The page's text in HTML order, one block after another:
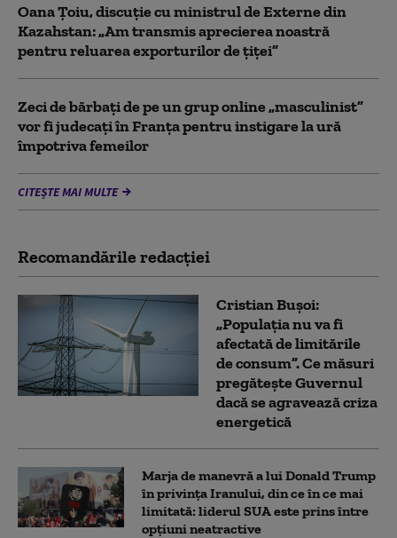
Oana Țoiu, discuție cu ministrul de Externe din
Kazahstan: „Am transmis aprecierea noastră
pentru reluarea exporturilor de țiței”
Zeci de bărbați de pe un grup online „masculinist”
vor fi judecați în Franța pentru instigare la ură
împotriva femeilor
CITEȘTE MAI MULTE
Recomandările redacţiei
Cristian Bușoi:
„Populația nu va fi
afectată de limitările
de consum”. Ce măsuri
pregătește Guvernul
dacă se agravează criza
energetică
Marja de manevră a lui Donald Trump
în privința Iranului, din ce în ce mai
limitată: liderul SUA este prins între
opțiuni neatractive